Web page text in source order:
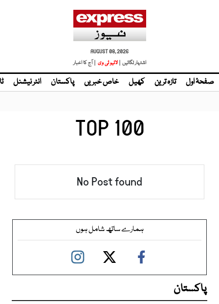
AUGUST 08, 2026
اشتہار لگائیں | لائیو ٹی وی | آج کا اخبار
صفحۂ اول تازہ ترین کھیل خاص خبریں پاکستان انٹر نیشنل
TOP 100
No Post found
ہمارے ساتھ شامل ہوں
پاکستان